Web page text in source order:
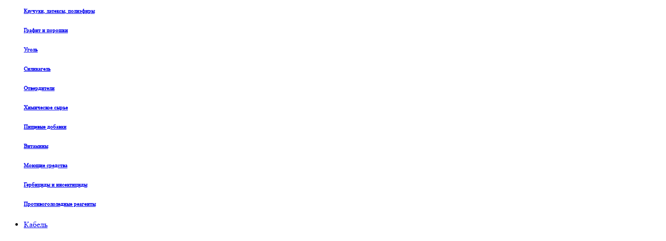
Каучуки, латексы, полиэфиры
Графит и порошки
Уголь
Силикагель
Отвердители
Химическое сырье
Пищевые добавки
Витамины
Моющие средства
Гербициды и инсектициды
Противогололедные реагенты
Кабель